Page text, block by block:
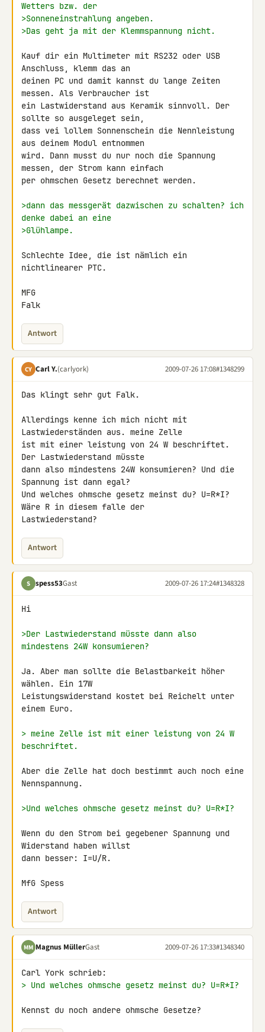
Wetters bzw. der
>Sonneneinstrahlung angeben.
>Das geht ja mit der Klemmspannung nicht.
Kauf dir ein Multimeter mit RS232 oder USB
Anschluss, klemm das an
deinen PC und damit kannst du lange Zeiten
messen. Als Verbraucher ist
ein Lastwiderstand aus Keramik sinnvoll. Der
sollte so ausgeleget sein,
dass vei lollem Sonnenschein die Nennleistung
aus deinem Modul entnommen
wird. Dann musst du nur noch die Spannung
messen, der Strom kann einfach
per ohmschen Gesetz berechnet werden.
>dann das messgerät dazwischen zu schalten? ich
denke dabei an eine
>Glühlampe.
Schlechte Idee, die ist nämlich ein
nichtlinearer PTC.
MFG
Falk
Antwort
CY Carl Y.(carlyork) 2009-07-26 17:08#1348299
Das klingt sehr gut Falk.
Allerdings kenne ich mich nicht mit
Lastwiederständen aus. meine Zelle
ist mit einer leistung von 24 W beschriftet.
Der Lastwiederstand müsste
dann also mindestens 24W konsumieren? Und die
Spannung ist dann egal?
Und welches ohmsche gesetz meinst du? U=R*I?
Wäre R in diesem falle der
Lastwiederstand?
Antwort
S spess53Gast 2009-07-26 17:24#1348328
Hi
>Der Lastwiederstand müsste dann also
mindestens 24W konsumieren?
Ja. Aber man sollte die Belastbarkeit höher
wählen. Ein 17W
Leistungswiderstand kostet bei Reichelt unter
einem Euro.
> meine Zelle ist mit einer leistung von 24 W
beschriftet.
Aber die Zelle hat doch bestimmt auch noch eine
Nennspannung.
>Und welches ohmsche gesetz meinst du? U=R*I?
Wenn du den Strom bei gegebener Spannung und
Widerstand haben willst
dann besser: I=U/R.
MfG Spess
Antwort
MM Magnus MüllerGast 2009-07-26 17:33#1348340
> Und welches ohmsche gesetz meinst du? U=R*I?
Kennst du noch andere ohmsche Gesetze?